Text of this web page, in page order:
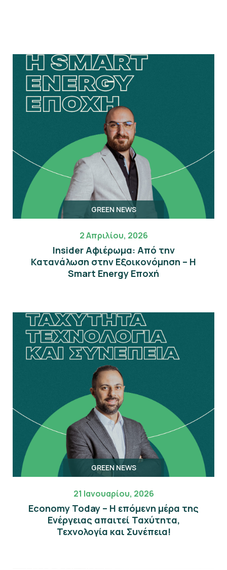
GREEN NEWS
2 Απριλίου, 2026
Insider Αφιέρωμα: Από την
Κατανάλωση στην Εξοικονόμηση – Η
Smart Energy Εποχή
GREEN NEWS
21 Ιανουαρίου, 2026
Economy Today – Η επόμενη μέρα της
Eνέργειας απαιτεί Ταχύτητα,
Τεχνολογία και Συνέπεια!